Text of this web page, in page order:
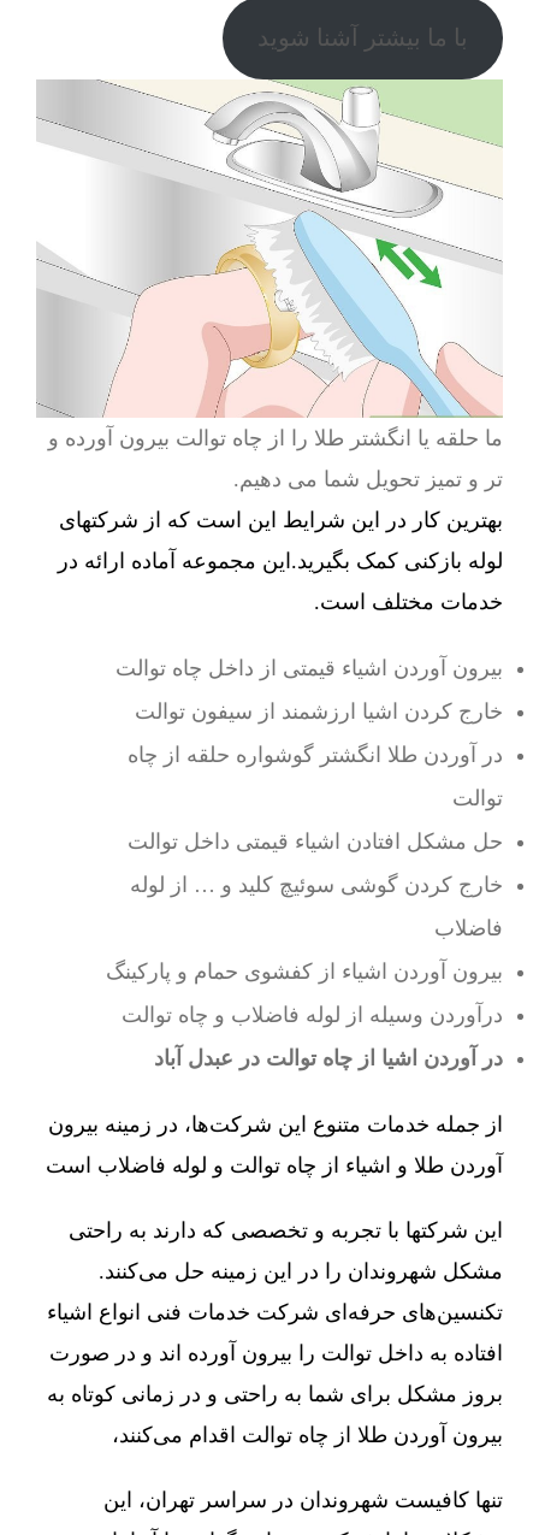
با ما بیشتر آشنا شوید
ما حلقه یا انگشتر طلا را از چاه توالت بیرون آورده و
تر و تمیز تحویل شما می دهیم.
بهترین کار در این شرایط این است که از شرکتهای
لوله بازکنی کمک بگیرید.این مجموعه آماده ارائه در
خدمات مختلف است.
بیرون آوردن اشیاء قیمتی از داخل چاه توالت
خارج کردن اشیا ارزشمند از سیفون توالت
در آوردن طلا انگشتر گوشواره حلقه از چاه
توالت
حل مشکل افتادن اشیاء قیمتی داخل توالت
خارج کردن گوشی سوئیچ کلید و … از لوله
فاضلاب
بیرون آوردن اشیاء از کفشوی حمام و پارکینگ
درآوردن وسیله از لوله فاضلاب و چاه توالت
در آوردن اشیا از چاه توالت در عبدل آباد
از جمله خدمات متنوع این شرکت‌ها، در زمینه بیرون
آوردن طلا و اشیاء از چاه توالت و لوله فاضلاب است
این شرکتها با تجربه و تخصصی که دارند به راحتی
مشکل شهروندان را در این زمینه حل می‌کنند.
تکنسین‌های حرفه‌ای شرکت خدمات فنی انواع اشیاء
افتاده به داخل توالت را بیرون آورده اند و در صورت
بروز مشکل برای شما به راحتی و در زمانی کوتاه به
بیرون آوردن طلا از چاه توالت اقدام می‌کنند،
تنها کافیست شهروندان در سراسر تهران، این